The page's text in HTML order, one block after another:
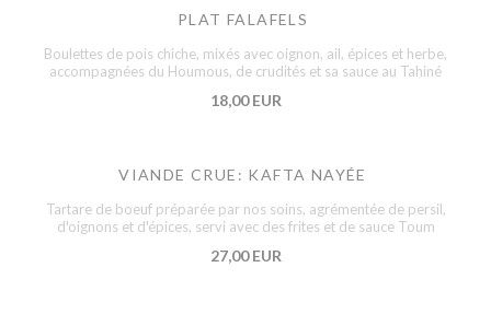
PLAT FALAFELS
Boulettes de pois chiche, mixés avec oignon, ail, épices et herbe,
accompagnées du Houmous, de crudités et sa sauce au Tahiné
18,00 EUR
VIANDE CRUE: KAFTA NAYÉE
Tartare de boeuf préparée par nos soins, agrémentée de persil,
d'oignons et d'épices, servi avec des frites et de sauce Toum
27,00 EUR